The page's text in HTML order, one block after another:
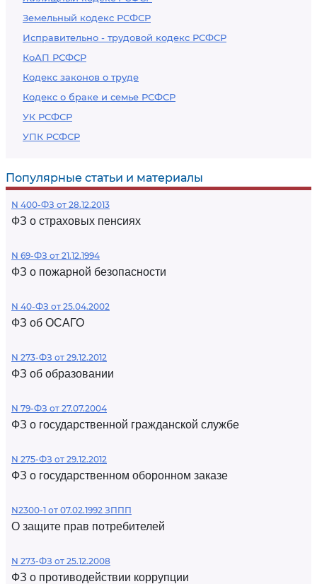
Земельный кодекс РСФСР
Исправительно - трудовой кодекс РСФСР
КоАП РСФСР
Кодекс законов о труде
Кодекс о браке и семье РСФСР
УК РСФСР
УПК РСФСР
Популярные статьи и материалы
N 400-ФЗ от 28.12.2013
ФЗ о страховых пенсиях
N 69-ФЗ от 21.12.1994
ФЗ о пожарной безопасности
N 40-ФЗ от 25.04.2002
ФЗ об ОСАГО
N 273-ФЗ от 29.12.2012
ФЗ об образовании
N 79-ФЗ от 27.07.2004
ФЗ о государственной гражданской службе
N 275-ФЗ от 29.12.2012
ФЗ о государственном оборонном заказе
N2300-1 от 07.02.1992 ЗППП
О защите прав потребителей
N 273-ФЗ от 25.12.2008
ФЗ о противодействии коррупции